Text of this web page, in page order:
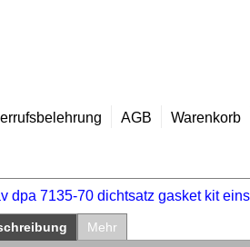
AGB Warenkorb
Mehr